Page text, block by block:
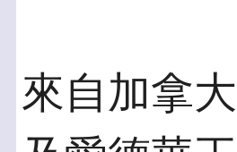
來自加拿